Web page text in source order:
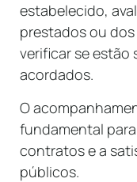
estabelecido,
prestados ou
verificar se estão
acordados.
O
fundamental
contratos e a
públicos.